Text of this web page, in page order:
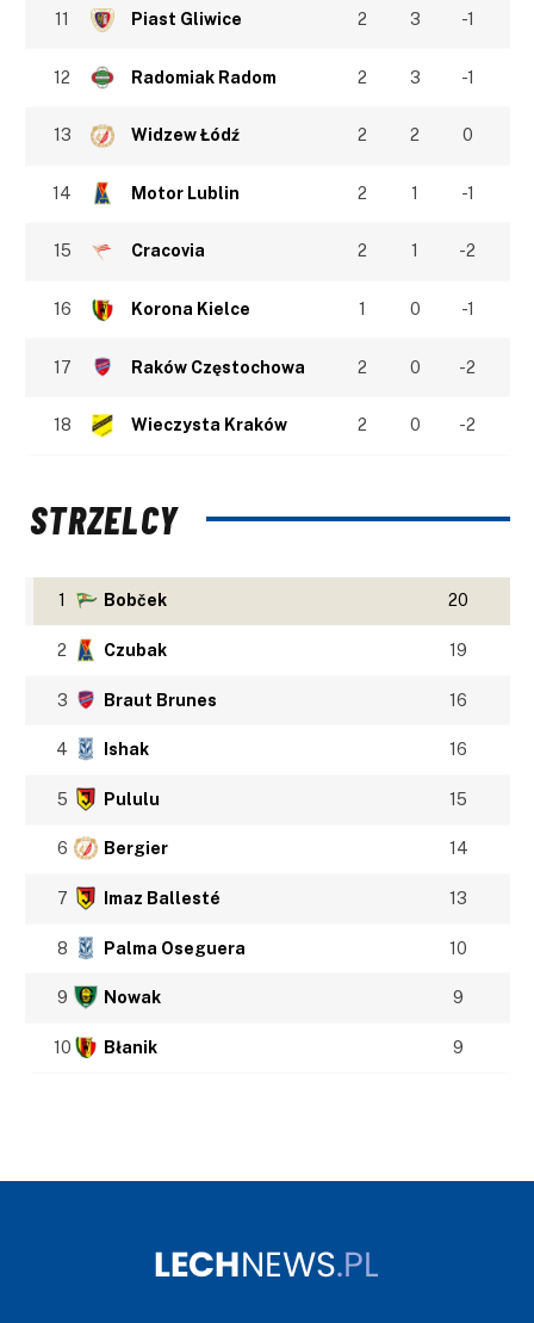
11 Piast Gliwice 2 3 -1
12 Radomiak Radom 2 3 -1
13 Widzew Łódź 2 2 0
14 Motor Lublin 2 1 -1
15 Cracovia 2 1 -2
16 Korona Kielce 1 0 -1
17 Raków Częstochowa 2 0 -2
18 Wieczysta Kraków 2 0 -2
STRZELCY
1 Bobček 20
2 Czubak 19
3 Braut Brunes 16
4 Ishak 16
5 Pululu 15
6 Bergier 14
7 Imaz Ballesté 13
8 Palma Oseguera 10
9 Nowak 9
10 Błanik 9